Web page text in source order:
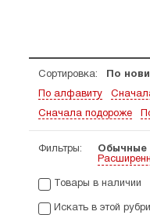
Сортировка: По
По алфавиту
Сначала подороже
Фильтры:
Обычные
Товары в наличии
Искать в этой